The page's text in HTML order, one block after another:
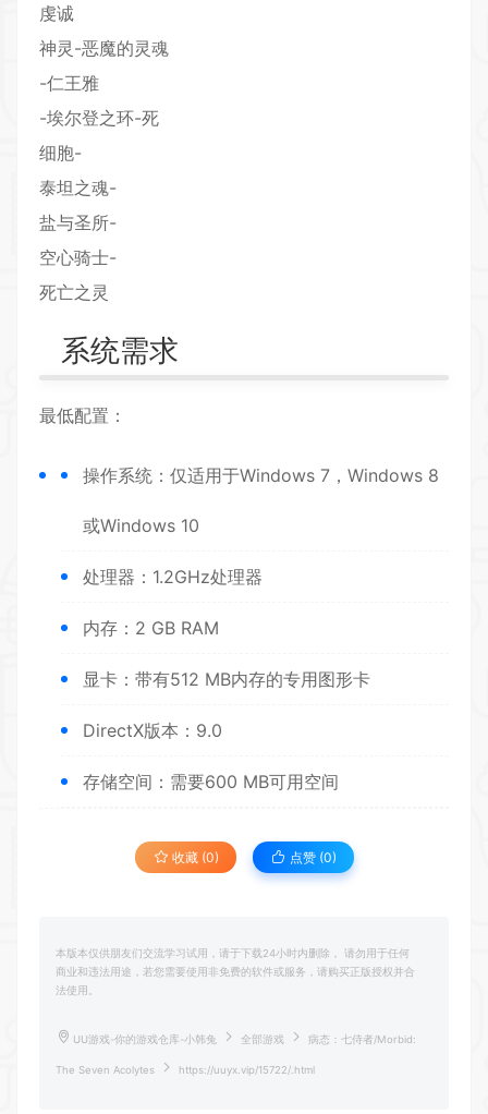
虔诚
神灵-恶魔的灵魂
-仁王雅
-埃尔登之环-死
细胞-
泰坦之魂-
盐与圣所-
空心骑士-
死亡之灵
系统需求
最低配置：
操作系统：仅适用于Windows 7，Windows 8
或Windows 10
处理器：1.2GHz处理器
内存：2 GB RAM
显卡：带有512 MB内存的专用图形卡
DirectX版本：9.0
存储空间：需要600 MB可用空间
收藏 (0) 点赞 (0)
本版本仅供朋友们交流学习试用，请于下载24小时内删除， 请勿用于任何
商业和违法用途，若您需要使用非免费的软件或服务，请购买正版授权并合
法使用。
UU游戏-你的游戏仓库-小韩兔 全部游戏 病态：七侍者/Morbid:
The Seven Acolytes https://uuyx.vip/15722/.html